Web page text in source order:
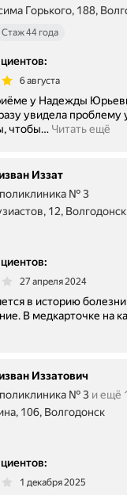
Горького, 188,
Стаж 44 года
:
6 августа
у Надежды
проблему у отца,
чтобы… Читать ещё
Иззат
№ 3
12, Волгодонск
:
27 апреля 2024
в историю
В медкарточке на
Иззатович
№ 3 и ещё 1
106, Волгодонск
:
1 декабря 2025